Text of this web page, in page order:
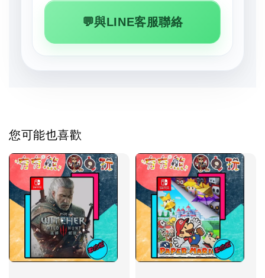
💬與LINE客服聯絡
您可能也喜歡